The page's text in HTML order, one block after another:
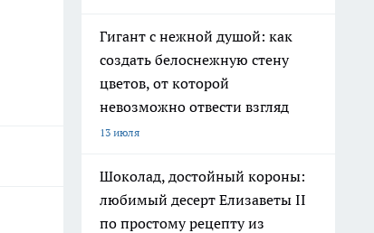
Гигант с нежной душой: как
создать белоснежную стену
цветов, от которой
невозможно отвести взгляд
13 июля
Шоколад, достойный короны:
любимый десерт Елизаветы II
по простому рецепту из